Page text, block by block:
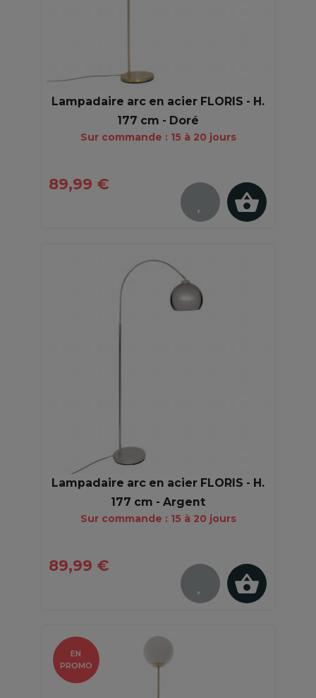
Lampadaire arc en acier FLORIS - H.
177 cm - Doré
Sur commande : 15 à 20 jours
89,99 €
Lampadaire arc en acier FLORIS - H.
177 cm - Argent
Sur commande : 15 à 20 jours
89,99 €
EN
PROMO